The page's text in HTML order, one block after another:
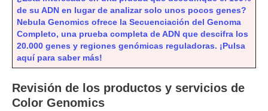
de su ADN en lugar de analizar solo unos pocos genes?
Nebula Genomics ofrece la Secuenciación del Genoma
Completo, una prueba completa de ADN que descifra los
20.000 genes y regiones genómicas reguladoras. ¡Pulsa
aquí para saber más!
Revisión de los productos y servicios de
Color Genomics